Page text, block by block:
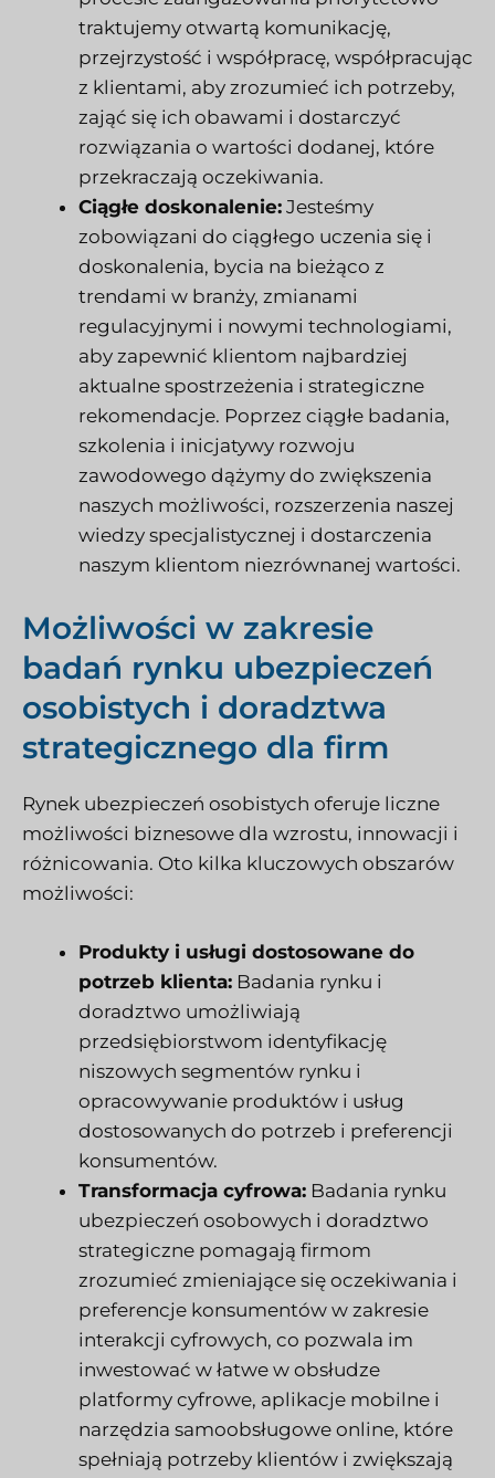
traktujemy otwartą komunikację,
przejrzystość i współpracę, współpracując
z klientami, aby zrozumieć ich potrzeby,
zająć się ich obawami i dostarczyć
rozwiązania o wartości dodanej, które
przekraczają oczekiwania.
Ciągłe doskonalenie: Jesteśmy
zobowiązani do ciągłego uczenia się i
doskonalenia, bycia na bieżąco z
trendami w branży, zmianami
regulacyjnymi i nowymi technologiami,
aby zapewnić klientom najbardziej
aktualne spostrzeżenia i strategiczne
rekomendacje. Poprzez ciągłe badania,
szkolenia i inicjatywy rozwoju
zawodowego dążymy do zwiększenia
naszych możliwości, rozszerzenia naszej
wiedzy specjalistycznej i dostarczenia
naszym klientom niezrównanej wartości.
Możliwości w zakresie
badań rynku ubezpieczeń
osobistych i doradztwa
strategicznego dla firm
Rynek ubezpieczeń osobistych oferuje liczne
możliwości biznesowe dla wzrostu, innowacji i
różnicowania. Oto kilka kluczowych obszarów
możliwości:
Produkty i usługi dostosowane do
potrzeb klienta: Badania rynku i
doradztwo umożliwiają
przedsiębiorstwom identyfikację
niszowych segmentów rynku i
opracowywanie produktów i usług
dostosowanych do potrzeb i preferencji
konsumentów.
Transformacja cyfrowa: Badania rynku
ubezpieczeń osobowych i doradztwo
strategiczne pomagają firmom
zrozumieć zmieniające się oczekiwania i
preferencje konsumentów w zakresie
interakcji cyfrowych, co pozwala im
inwestować w łatwe w obsłudze
platformy cyfrowe, aplikacje mobilne i
narzędzia samoobsługowe online, które
spełniają potrzeby klientów i zwiększają